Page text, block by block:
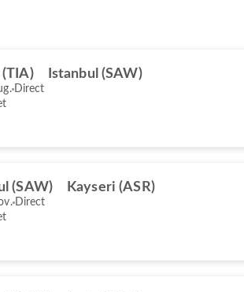
Istanbul (SAW)
Direct
(SAW) Kayseri (ASR)
Direct